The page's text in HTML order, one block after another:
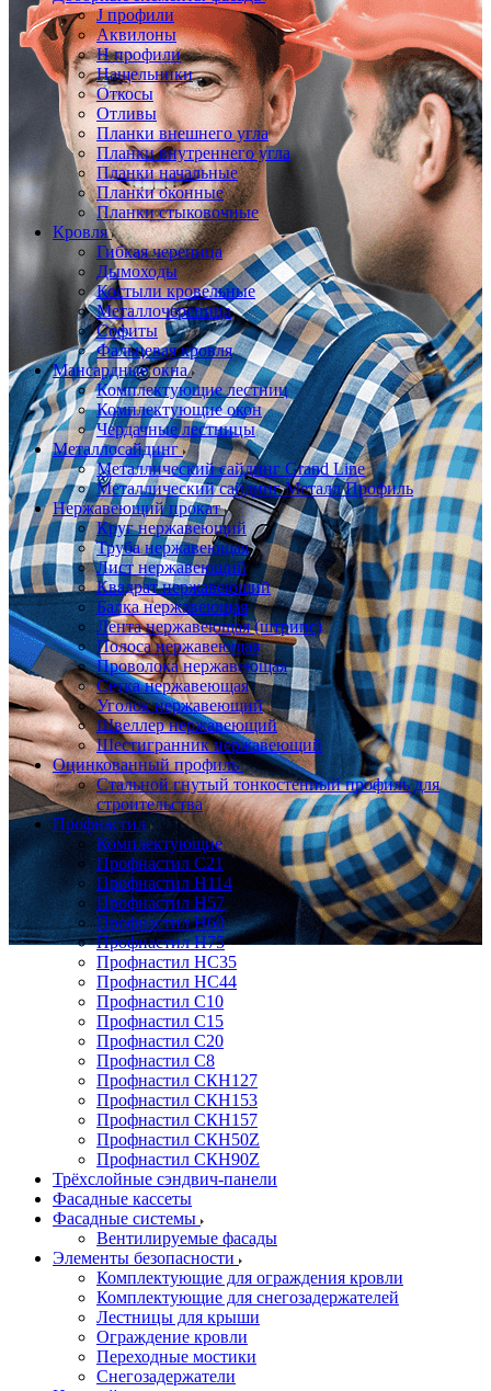
J профили
Аквилоны
Н профили
Нащельники
Откосы
Отливы
Планки внешнего угла
Планки внутреннего угла
Планки начальные
Планки оконные
Планки стыковочные
Кровля
Гибкая черепица
Дымоходы
Костыли кровельные
Металлочерепица
Софиты
Фальцевая кровля
Мансардные окна
Комплектующие лестниц
Комплектующие окон
Чердачные лестницы
Металлосайдинг
Металлический сайдинг Grand Line
Металлический сайдинг Металл Профиль
Нержавеющий прокат
Круг нержавеющий
Труба нержавеющая
Лист нержавеющий
Квадрат нержавеющий
Балка нержавеющая
Лента нержавеющая (штрипс)
Полоса нержавеющая
Проволока нержавеющая
Сетка нержавеющая
Уголок нержавеющий
Швеллер нержавеющий
Шестигранник нержавеющий
Оцинкованный профиль
Стальной гнутый тонкостенный профиль для
строительства
Профнастил
Комплектующие
Профнастил C21
Профнастил Н114
Профнастил Н57
Профнастил Н60
Профнастил Н75
Профнастил НС35
Профнастил НС44
Профнастил С10
Профнастил С15
Профнастил С20
Профнастил С8
Профнастил СКН127
Профнастил СКН153
Профнастил СКН157
Профнастил СКН50Z
Профнастил СКН90Z
Трёхслойные сэндвич-панели
Фасадные кассеты
Фасадные системы
Вентилируемые фасады
Элементы безопасности
Комплектующие для ограждения кровли
Комплектующие для снегозадержателей
Лестницы для крыши
Ограждение кровли
Переходные мостики
Снегозадержатели